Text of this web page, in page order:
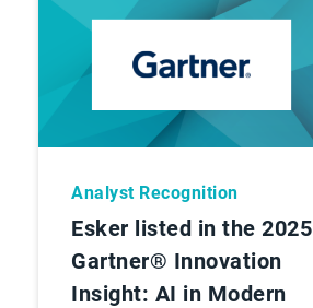
Analyst Recognition
Esker listed in the 2025
Gartner® Innovation
Insight: AI in Modern